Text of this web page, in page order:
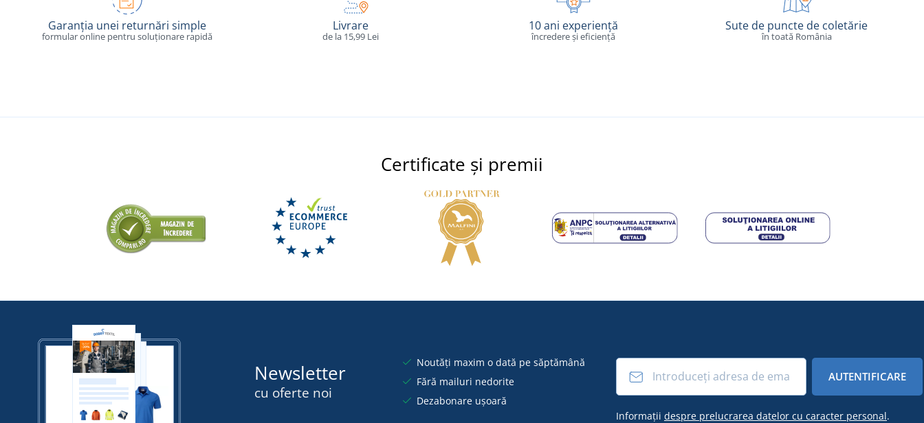
Garanția unei returnări simple
formular online pentru soluționare rapidă
Livrare
de la 15,99 Lei
10 ani experiență
încredere și eficiență
Sute de puncte de coletărie
în toată România
Certificate și premii
Newsletter
cu oferte noi
Noutăți maxim o dată pe săptămână
Fără mailuri nedorite
Dezabonare ușoară
AUTENTIFICARE
Informații despre prelucrarea datelor cu caracter personal.